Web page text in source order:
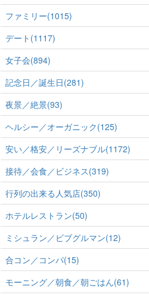
ファミリー(1015)
デート(1117)
女子会(894)
記念日／誕生日(281)
夜景／絶景(93)
ヘルシー／オーガニック(125)
安い／格安／リーズナブル(1172)
接待／会食／ビジネス(319)
行列の出来る人気店(350)
ホテルレストラン(50)
ミシュラン／ビブグルマン(12)
合コン／コンパ(15)
モーニング／朝食／朝ごはん(61)